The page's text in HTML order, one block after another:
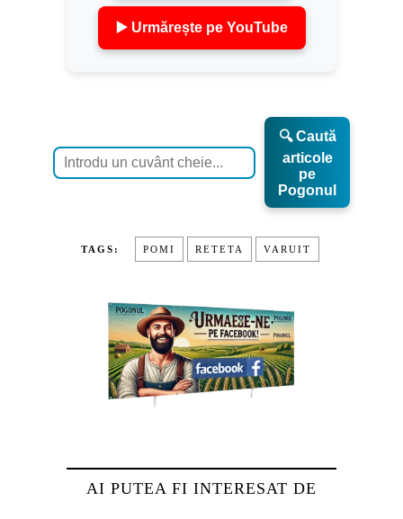
▶️ Urmărește pe YouTube
🔍 Caută
articole
pe
Pogonul
TAGS: POMI RETETA VARUIT
AI PUTEA FI INTERESAT DE